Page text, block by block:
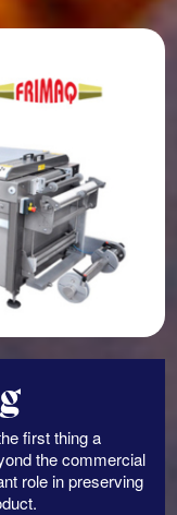
first thing a
the commercial
role in preserving